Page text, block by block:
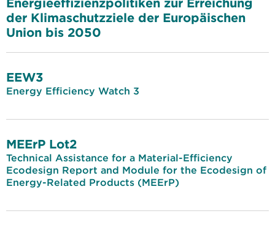
der Klimaschutzziele der Europäischen
Union bis 2050
EEW3
Energy Efficiency Watch 3
MEErP Lot2
Technical Assistance for a Material-Efficiency
Ecodesign Report and Module for the Ecodesign of
Energy-Related Products (MEErP)